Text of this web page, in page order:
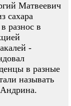
Матвеевич
сахара
разнос в
-
в разные
называть